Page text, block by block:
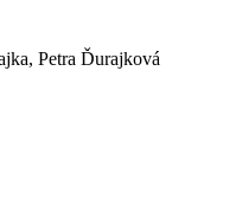
Petra Ďurajková